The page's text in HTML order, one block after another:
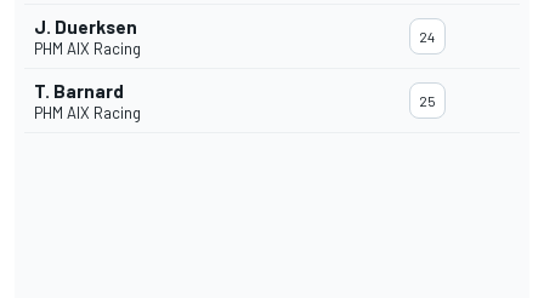
J. Duerksen
PHM AIX Racing
24
T. Barnard
PHM AIX Racing
25